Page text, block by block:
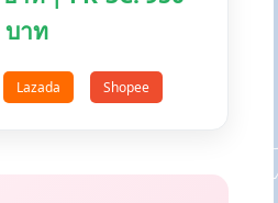
บาท
Lazada Shopee